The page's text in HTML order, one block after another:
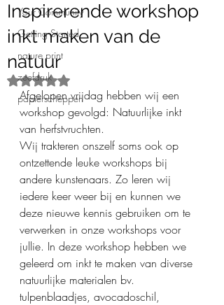
Your Community
Getting Started
nature print
zeefdruk
papierscheppen
Inspirerende workshop
inkt maken van de
natuur
Beoordeeld met NaN uit 5 sterren.
Afgelopen vrijdag hebben wij een
workshop gevolgd: Natuurlijke inkt
van herfstvruchten.
Wij trakteren onszelf soms ook op
ontzettende leuke workshops bij
andere kunstenaars. Zo leren wij
iedere keer weer bij en kunnen we
deze nieuwe kennis gebruiken om te
verwerken in onze workshops voor
jullie. In deze workshop hebben we
geleerd om inkt te maken van diverse
natuurlijke materialen bv.
tulpenblaadjes, avocadoschil,